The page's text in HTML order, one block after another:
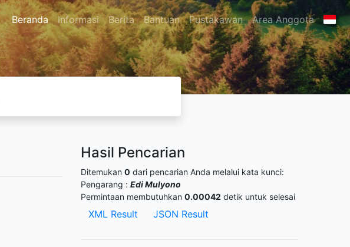
Beranda Informasi Berita Bantuan Pustakawan Area Anggota
Hasil Pencarian
Ditemukan 0 dari pencarian Anda melalui kata kunci:
Pengarang : Edi Mulyono
Permintaan membutuhkan 0.00042 detik untuk selesai
XML Result JSON Result